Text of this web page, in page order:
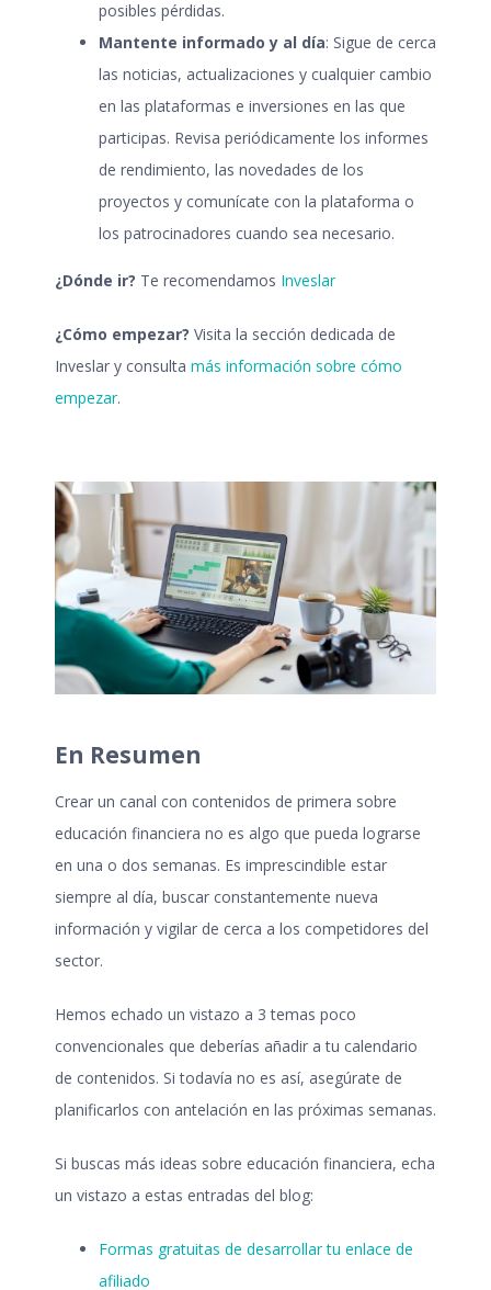
posibles pérdidas.
Mantente informado y al día: Sigue de cerca
las noticias, actualizaciones y cualquier cambio
en las plataformas e inversiones en las que
participas. Revisa periódicamente los informes
de rendimiento, las novedades de los
proyectos y comunícate con la plataforma o
los patrocinadores cuando sea necesario.
¿Dónde ir? Te recomendamos Inveslar
¿Cómo empezar? Visita la sección dedicada de
Inveslar y consulta más información sobre cómo
empezar.
En Resumen
Crear un canal con contenidos de primera sobre
educación financiera no es algo que pueda lograrse
en una o dos semanas. Es imprescindible estar
siempre al día, buscar constantemente nueva
información y vigilar de cerca a los competidores del
sector.
Hemos echado un vistazo a 3 temas poco
convencionales que deberías añadir a tu calendario
de contenidos. Si todavía no es así, asegúrate de
planificarlos con antelación en las próximas semanas.
Si buscas más ideas sobre educación financiera, echa
un vistazo a estas entradas del blog:
Formas gratuitas de desarrollar tu enlace de
afiliado